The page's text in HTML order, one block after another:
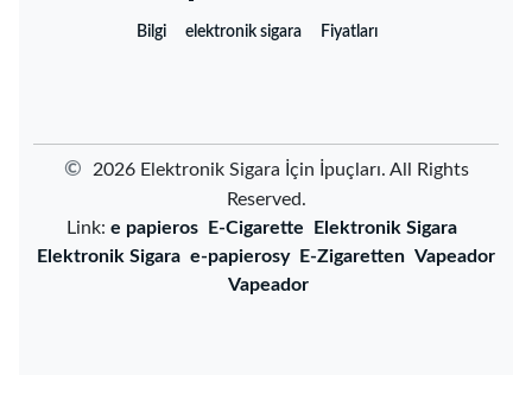
Bilgi elektronik sigara Fiyatları
©
2026 ‌Elektronik Sigara İçin İpuçları‌. All Rights
Reserved.
Link: e papieros E-Cigarette
Elektronik Sigara
Elektronik Sigara e-papierosy E-Zigaretten Vapeador
Vapeador